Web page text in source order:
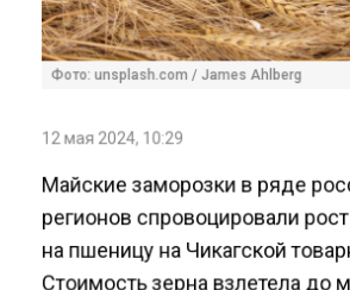
Фото: unsplash.com / James Ahlberg
12 мая 2024, 10:29
Майские заморозки в ряде
регионов спровоцировали
на пшеницу на Чикагской
Стоимость зерна взлетела до